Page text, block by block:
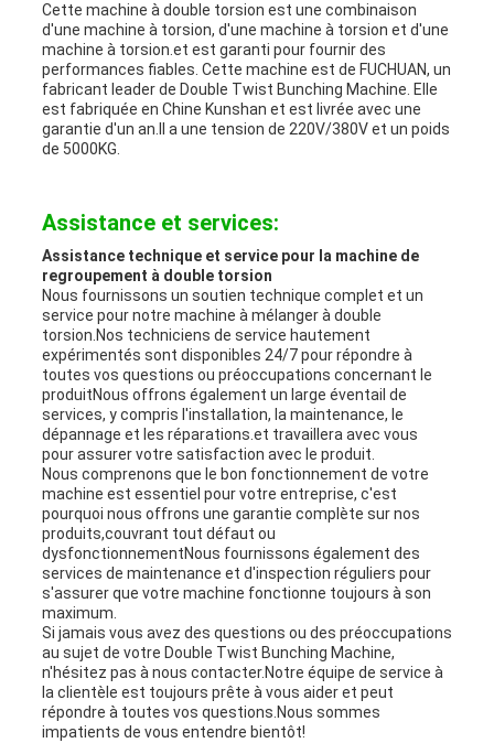
Cette machine à double torsion est une combinaison
d'une machine à torsion, d'une machine à torsion et d'une
machine à torsion.et est garanti pour fournir des
performances fiables. Cette machine est de FUCHUAN, un
fabricant leader de Double Twist Bunching Machine. Elle
est fabriquée en Chine Kunshan et est livrée avec une
garantie d'un an.Il a une tension de 220V/380V et un poids
de 5000KG.
Assistance et services:
Assistance technique et service pour la machine de
regroupement à double torsion
Nous fournissons un soutien technique complet et un
service pour notre machine à mélanger à double
torsion.Nos techniciens de service hautement
expérimentés sont disponibles 24/7 pour répondre à
toutes vos questions ou préoccupations concernant le
produitNous offrons également un large éventail de
services, y compris l'installation, la maintenance, le
dépannage et les réparations.et travaillera avec vous
pour assurer votre satisfaction avec le produit.
Nous comprenons que le bon fonctionnement de votre
machine est essentiel pour votre entreprise, c'est
pourquoi nous offrons une garantie complète sur nos
produits,couvrant tout défaut ou
dysfonctionnementNous fournissons également des
services de maintenance et d'inspection réguliers pour
s'assurer que votre machine fonctionne toujours à son
maximum.
Si jamais vous avez des questions ou des préoccupations
au sujet de votre Double Twist Bunching Machine,
n'hésitez pas à nous contacter.Notre équipe de service à
la clientèle est toujours prête à vous aider et peut
répondre à toutes vos questions.Nous sommes
impatients de vous entendre bientôt!